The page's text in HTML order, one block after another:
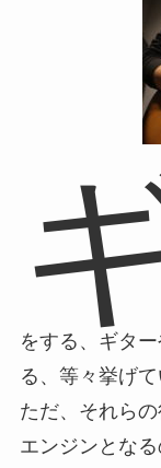
をする、ギタ
る、等々挙げ
ただ、それら
エンジンとなる